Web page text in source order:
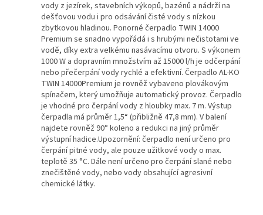
vody z jezírek, stavebních výkopů, bazénů a nádrží na
dešťovou vodu i pro odsávání čisté vody s nízkou
zbytkovou hladinou. Ponorné čerpadlo TWIN 14000
Premium se snadno vypořádá i s hrubými nečistotami ve
vodě, díky extra velkému nasávacímu otvoru. S výkonem
1000 W a dopravním množstvím až 15000 l/h je odčerpání
nebo přečerpání vody rychlé a efektivní. Čerpadlo AL-KO
TWIN 14000Premium je rovněž vybaveno plovákovým
spínačem, který umožňuje automatický provoz. Čerpadlo
je vhodné pro čerpání vody z hloubky max. 7 m. Výstup
čerpadla má průměr 1,5“ (přibližně 47,8 mm). V balení
najdete rovněž 90° koleno a redukci na jiný průměr
výstupní hadice.Upozornění: čerpadlo není určeno pro
čerpání pitné vody, ale pouze užitkové vody o max.
teplotě 35 °C. Dále není určeno pro čerpání slané nebo
znečištěné vody, nebo vody obsahující agresivní
chemické látky.